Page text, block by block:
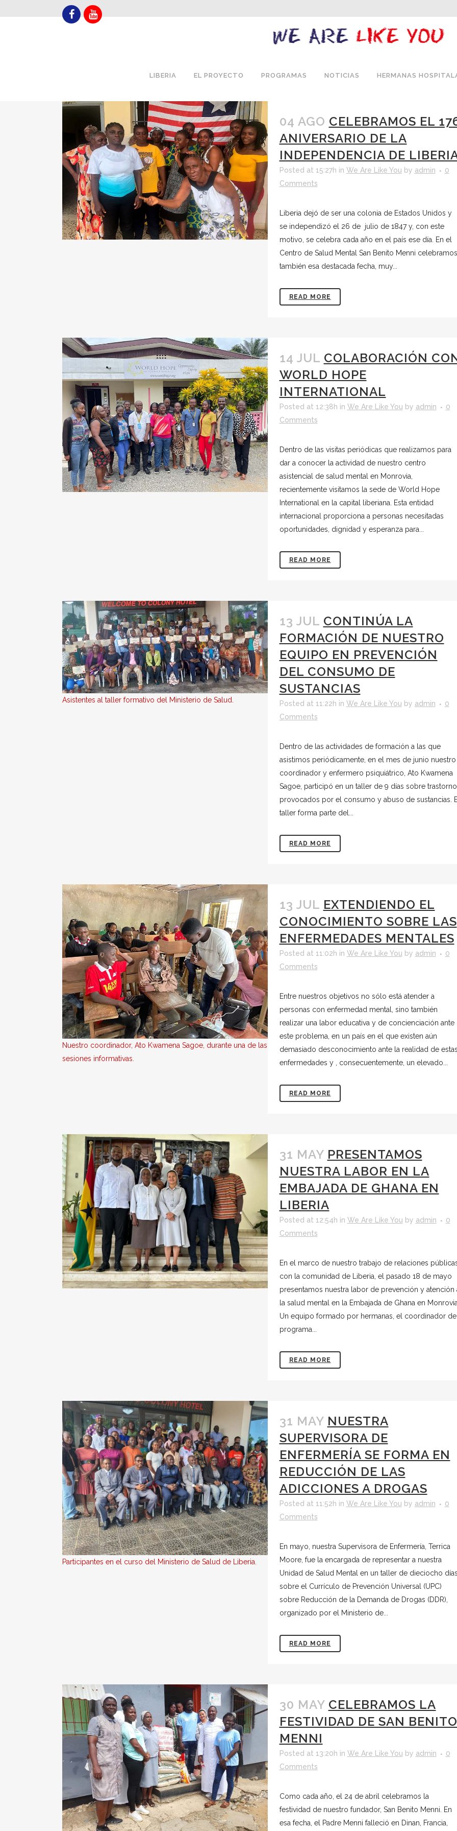
LIBERIA EL PROYECTO PROGRAMAS NOTICIAS HERMANAS
04 AGO CELEBRAMOS EL
ANIVERSARIO DE LA
INDEPENDENCIA DE
Posted at 15:27h in We Are Like You by admin
0
Comments
Liberia dejó de ser una colonia de Estados Unidos y
se independizó el 26 de julio de 1847 y, con este
motivo, se celebra cada año en el país ese día. En el
Centro de Salud Mental San Benito Menni celebramos
también esa destacada fecha, muy...
READ MORE
14 JUL COLABORACIÓN
WORLD HOPE
INTERNATIONAL
Posted at 12:38h in We Are Like You by admin
0
Comments
Dentro de las visitas periódicas que realizamos para
dar a conocer la actividad de nuestro centro
asistencial de salud mental en Monrovia,
recientemente visitamos la sede de World Hope
International en la capital liberiana. Esta entidad
internacional proporciona a personas necesitadas
oportunidades, dignidad y esperanza para...
READ MORE
Asistentes al taller formativo del Ministerio de Salud.
13 JUL CONTINÚA LA
FORMACIÓN DE NUESTRO
EQUIPO EN PREVENCIÓN
DEL CONSUMO DE
SUSTANCIAS
Posted at 11:22h in We Are Like You by admin
0
Comments
Dentro de las actividades de formación a las que
asistimos periódicamente, en el mes de junio nuestro
coordinador y enfermero psiquiátrico, Ato Kwamena
Sagoe, participó en un taller de 9 días sobre
provocados por el consumo y abuso de sustancias.
taller forma parte del...
READ MORE
Nuestro coordinador, Ato Kwamena Sagoe, durante una de las
sesiones informativas.
13 JUL EXTENDIENDO EL
CONOCIMIENTO SOBRE LAS
ENFERMEDADES MENTALES
Posted at 11:02h in We Are Like You by admin
0
Comments
Entre nuestros objetivos no sólo está atender a
personas con enfermedad mental, sino también
realizar una labor educativa y de concienciación ante
este problema, en un país en el que existen aún
demasiado desconocimiento ante la realidad de
enfermedades y , consecuentemente, un elevado...
READ MORE
31 MAY PRESENTAMOS
NUESTRA LABOR EN LA
EMBAJADA DE GHANA EN
LIBERIA
Posted at 12:54h in We Are Like You by admin
0
Comments
En el marco de nuestro trabajo de relaciones
con la comunidad de Liberia, el pasado 18 de mayo
presentamos nuestra labor de prevención y atención
la salud mental en la Embajada de Ghana en
Un equipo formado por hermanas, el coordinador
programa...
READ MORE
Participantes en el curso del Ministerio de Salud de Liberia.
31 MAY NUESTRA
SUPERVISORA DE
ENFERMERÍA SE FORMA EN
REDUCCIÓN DE LAS
ADICCIONES A DROGAS
Posted at 11:52h in We Are Like You by admin
0
Comments
En mayo, nuestra Supervisora de Enfermería, Terrica
Moore, fue la encargada de representar a nuestra
Unidad de Salud Mental en un taller de dieciocho
sobre el Currículo de Prevención Universal (UPC)
sobre Reducción de la Demanda de Drogas (DDR),
organizado por el Ministerio de...
READ MORE
30 MAY CELEBRAMOS LA
FESTIVIDAD DE SAN BENITO
MENNI
Posted at 13:20h in We Are Like You by admin
0
Comments
Como cada año, el 24 de abril celebramos la
festividad de nuestro fundador, San Benito Menni. En
esa fecha, el Padre Menni falleció en Dinan, Francia,